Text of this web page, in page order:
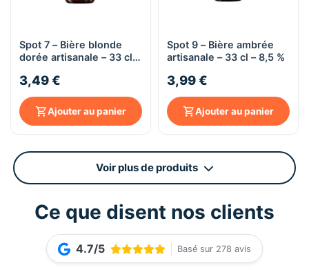
Spot 7 – Bière blonde
dorée artisanale – 33 cl –
3,49 €
Ajouter au panier
Spot 9 – Bière ambrée
artisanale – 33 cl – 8,5 %
3,99 €
Ajouter au panier
Voir plus de produits
Ce que disent nos clients
4.7/5 Basé sur 278 avis